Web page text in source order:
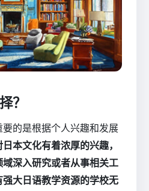
？
的是根据个人兴趣和发展
本文化有着浓厚的兴趣，
深入研究或者从事相关工
大日语教学资源的学校无